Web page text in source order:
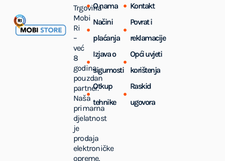
Trgovina
Mobi
Ri
–
već
8
godina
pouzdan
partner.
Naša
primarna
djelatnost
je
prodaja
elektroničke
opreme,
O nama
Kontakt
Načini
plaćanja
Povrat i
reklamacije
Izjava o
sigurnosti
Opći uvjeti
korištenja
Otkup
tehnike
Raskid
ugovora